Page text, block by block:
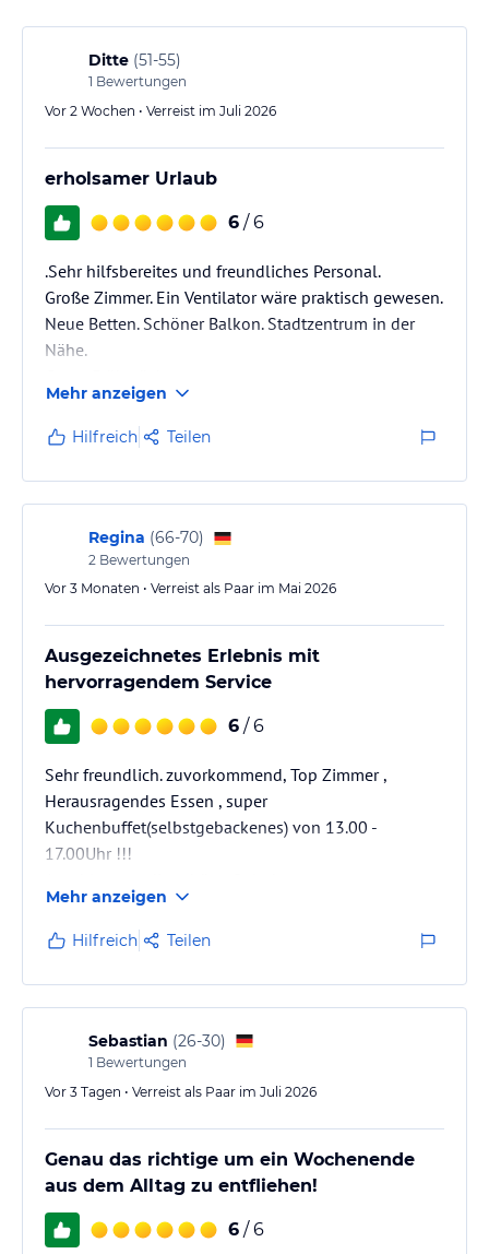
Ditte (51-55)
1 Bewertungen
Vor 2 Wochen • Verreist im Juli 2026
erholsamer Urlaub
6 / 6
.Sehr hilfsbereites und freundliches Personal.
Große Zimmer. Ein Ventilator wäre praktisch gewesen.
Neue Betten. Schöner Balkon. Stadtzentrum in der
Nähe.
Günstiger Privatparkplatz.
Mehr anzeigen
Hilfreich Teilen
Regina (66-70)
2 Bewertungen
Vor 3 Monaten • Verreist als Paar im Mai 2026
Ausgezeichnetes Erlebnis mit
hervorragendem Service
6 / 6
Sehr freundlich. zuvorkommend, Top Zimmer ,
Herausragendes Essen , super
Kuchenbuffet(selbstgebackenes) von 13.00 -
17.00Uhr !!!
Mehr anzeigen
Hilfreich Teilen
Sebastian (26-30)
1 Bewertungen
Vor 3 Tagen • Verreist als Paar im Juli 2026
Genau das richtige um ein Wochenende
aus dem Alltag zu entfliehen!
6 / 6